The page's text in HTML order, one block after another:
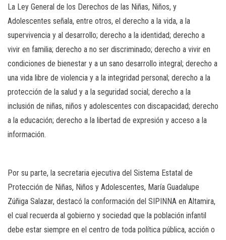
La Ley General de los Derechos de las Niñas, Niños, y
Adolescentes señala, entre otros, el derecho a la vida, a la
supervivencia y al desarrollo; derecho a la identidad; derecho a
vivir en familia; derecho a no ser discriminado; derecho a vivir en
condiciones de bienestar y a un sano desarrollo integral; derecho a
una vida libre de violencia y a la integridad personal; derecho a la
protección de la salud y a la seguridad social; derecho a la
inclusión de niñas, niños y adolescentes con discapacidad; derecho
a la educación; derecho a la libertad de expresión y acceso a la
información.
Por su parte, la secretaria ejecutiva del Sistema Estatal de
Protección de Niñas, Niños y Adolescentes, María Guadalupe
Zúñiga Salazar, destacó la conformación del SIPINNA en Altamira,
el cual recuerda al gobierno y sociedad que la población infantil
debe estar siempre en el centro de toda política pública, acción o